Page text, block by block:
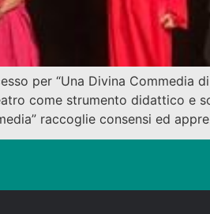
per “Una Divina Commedia
come strumento didattico e
raccoglie consensi ed